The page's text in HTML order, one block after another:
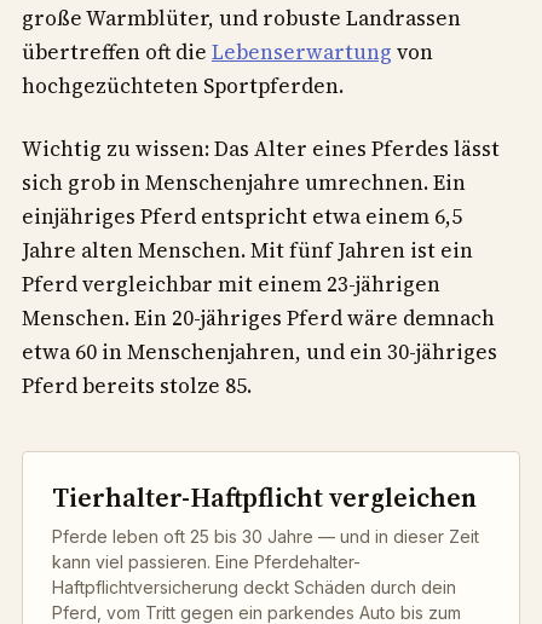
große Warmblüter, und robuste Landrassen
übertreffen oft die Lebenserwartung von
hochgezüchteten Sportpferden.
Wichtig zu wissen: Das Alter eines Pferdes lässt
sich grob in Menschenjahre umrechnen. Ein
einjähriges Pferd entspricht etwa einem 6,5
Jahre alten Menschen. Mit fünf Jahren ist ein
Pferd vergleichbar mit einem 23-jährigen
Menschen. Ein 20-jähriges Pferd wäre demnach
etwa 60 in Menschenjahren, und ein 30-jähriges
Pferd bereits stolze 85.
Tierhalter-Haftpflicht vergleichen
Pferde leben oft 25 bis 30 Jahre — und in dieser Zeit
kann viel passieren. Eine Pferdehalter-
Haftpflichtversicherung deckt Schäden durch dein
Pferd, vom Tritt gegen ein parkendes Auto bis zum